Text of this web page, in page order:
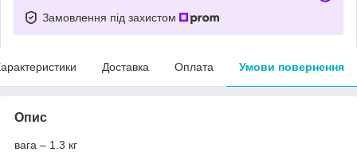
Замовлення під захистом
Доставка Оплата Умови повернення
Опис
вага – 1.3 кг